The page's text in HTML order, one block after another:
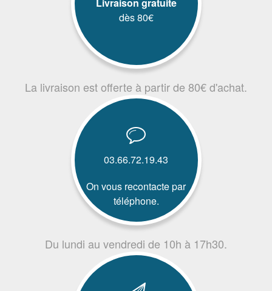
dès 80€
La livraison est offerte à partir de 80€ d'achat.
03.66.72.19.43
On vous recontacte par
téléphone.
Du lundi au vendredi de 10h à 17h30.